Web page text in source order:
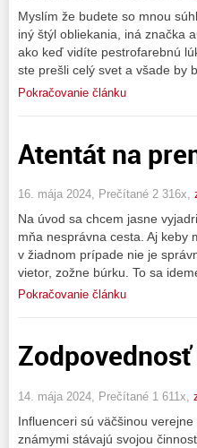
Myslím že budete so mnou
iný štýl obliekania, iná značka
ako keď vidíte pestrofarebnú
ste prešli celý svet a všade by
Pokračovanie článku
Atentát na
16. mája 2024, Prečítané 2 316x,
Na úvod sa chcem jasne
mňa nesprávna cesta. Aj keby
v žiadnom prípade nie je
vietor, zožne búrku. To sa
Pokračovanie článku
14. mája 2024, Prečítané 1 611x,
Influenceri sú väčšinou
známymi stávajú svojou